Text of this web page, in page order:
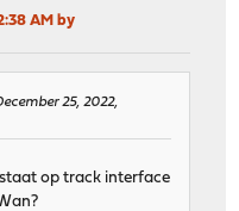
AM by
25, 2022,
staat op track interface